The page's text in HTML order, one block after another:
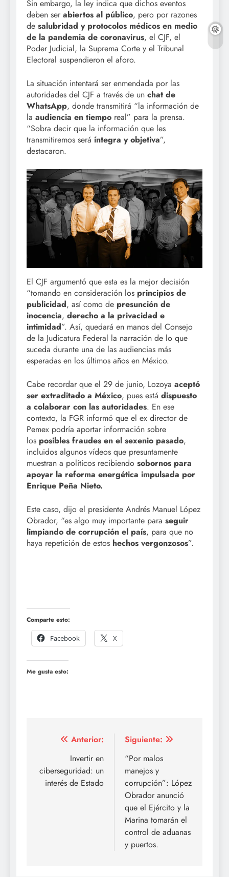
Sin embargo, la ley indica que dichos eventos
deben ser abiertos al público, pero por razones
de salubridad y protocolos médicos en medio
de la pandemia de coronavirus, el CJF, el
Poder Judicial, la Suprema Corte y el Tribunal
Electoral suspendieron el aforo.
La situación intentará ser enmendada por las
autoridades del CJF a través de un chat de
WhatsApp, donde transmitirá “la información de
la audiencia en tiempo real” para la prensa.
“Sobra decir que la información que les
transmitiremos será íntegra y objetiva”,
destacaron.
El CJF argumentó que esta es la mejor decisión
“tomando en consideración los principios de
publicidad, así como de presunción de
inocencia, derecho a la privacidad e
intimidad”. Así, quedará en manos del Consejo
de la Judicatura Federal la narración de lo que
suceda durante una de las audiencias más
esperadas en los últimos años en México.
Cabe recordar que el 29 de junio, Lozoya aceptó
ser extraditado a México, pues está dispuesto
a colaborar con las autoridades. En ese
contexto, la FGR informó que el ex director de
Pemex podría aportar información sobre
los posibles fraudes en el sexenio pasado,
incluidos algunos vídeos que presuntamente
muestran a políticos recibiendo sobornos para
apoyar la reforma energética impulsada por
Enrique Peña Nieto.
Este caso, dijo el presidente Andrés Manuel López
Obrador, “es algo muy importante para seguir
limpiando de corrupción el país, para que no
haya repetición de estos hechos vergonzosos”.
Comparte esto:
Facebook
X
Me gusta esto:
Navegación
entradas
Anterior:
Invertir en
ciberseguridad: un
interés de Estado
Siguiente:
“Por malos
manejos y
corrupción”: López
Obrador anunció
que el Ejército y la
Marina tomarán el
control de aduanas
y puertos.